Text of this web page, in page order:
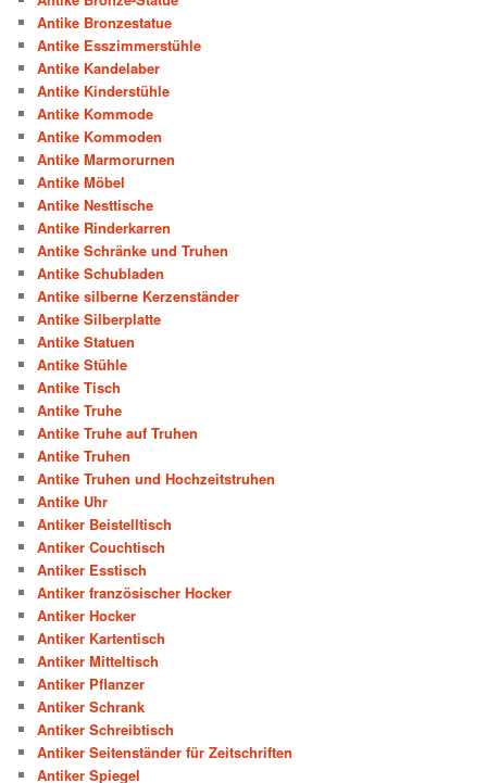
Antike Bronzestatue
Antike Esszimmerstühle
Antike Kandelaber
Antike Kinderstühle
Antike Kommode
Antike Kommoden
Antike Marmorurnen
Antike Möbel
Antike Nesttische
Antike Rinderkarren
Antike Schränke und Truhen
Antike Schubladen
Antike silberne Kerzenständer
Antike Silberplatte
Antike Statuen
Antike Stühle
Antike Tisch
Antike Truhe
Antike Truhe auf Truhen
Antike Truhen
Antike Truhen und Hochzeitstruhen
Antike Uhr
Antiker Beistelltisch
Antiker Couchtisch
Antiker Esstisch
Antiker französischer Hocker
Antiker Hocker
Antiker Kartentisch
Antiker Mitteltisch
Antiker Pflanzer
Antiker Schrank
Antiker Schreibtisch
Antiker Seitenständer für Zeitschriften
Antiker Spiegel